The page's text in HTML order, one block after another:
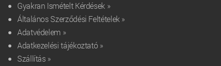
Gyakran Ismételt Kérdések »
Általános Szerződési Feltételek »
Adatvédelem »
Adatkezelési tájékoztató »
Szállítás »